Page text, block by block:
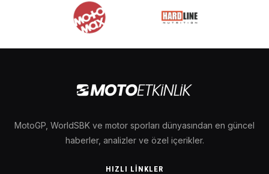
MotoGP, WorldSBK ve motor sporları dünyasından en güncel
haberler, analizler ve özel içerikler.
HIZLI LINKLER